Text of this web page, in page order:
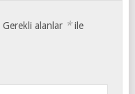
Gerekli alanlar *ile